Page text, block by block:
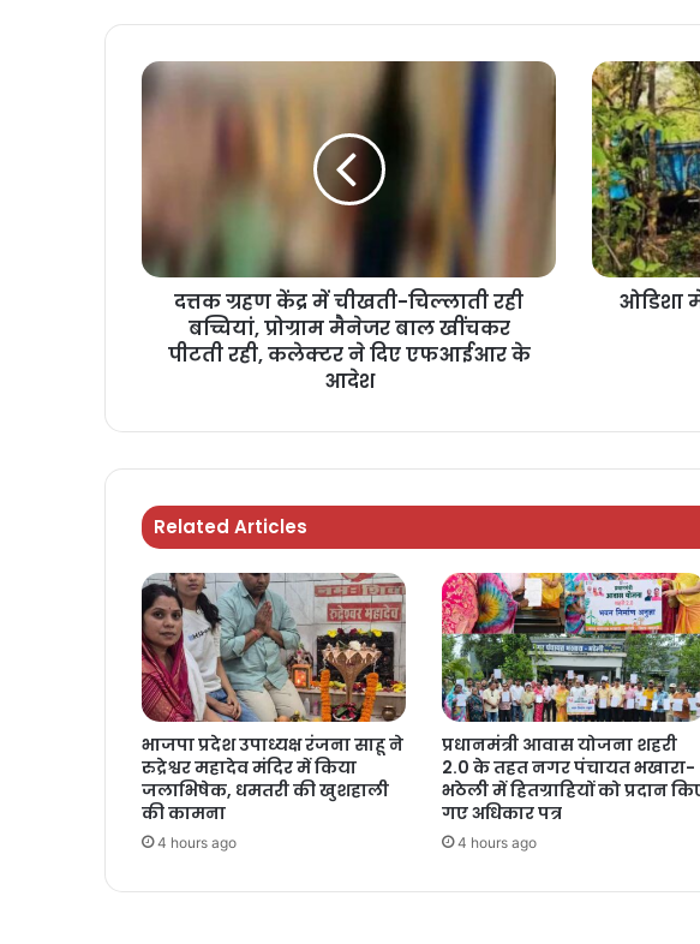
दत्तक ग्रहण केंद्र में चीखती-चिल्लाती रही
बच्चियां, प्रोग्राम मैनेजर बाल खींचकर
पीटती रही, कलेक्टर ने दिए एफआईआर के
आदेश
ओडिशा
Related Articles
भाजपा प्रदेश उपाध्यक्ष रंजना साहू ने
रुद्रेश्वर महादेव मंदिर में किया
जलाभिषेक, धमतरी की खुशहाली
की कामना
4 hours ago
प्रधानमंत्री आवास योजना शहरी
2.0 के तहत नगर पंचायत भखारा-
भठेली में हितग्राहियों को प्रदान
गए अधिकार पत्र
4 hours ago